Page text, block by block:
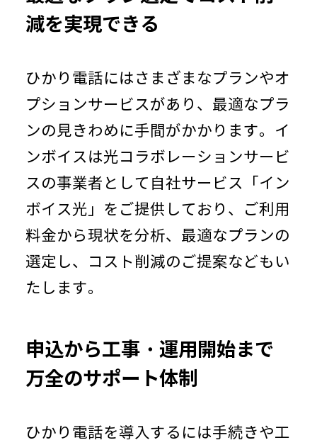
減を実現できる
ひかり電話にはさまざまなプランやオ
プションサービスがあり、最適なプラ
ンの見きわめに手間がかかります。イ
ンボイスは光コラボレーションサービ
スの事業者として自社サービス「イン
ボイス光」をご提供しており、ご利用
料金から現状を分析、最適なプランの
選定し、コスト削減のご提案などもい
たします。
申込から工事・運用開始まで
万全のサポート体制
ひかり電話を導入するには手続きや工